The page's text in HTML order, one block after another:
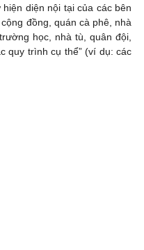
diện nội tại của các bên
đồng, quán cà phê, nhà
học, nhà tù, quân đội,
quy trình cụ thể” (ví dụ: các